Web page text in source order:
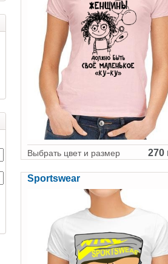
Выбрать цвет и размер 270
Sportswear